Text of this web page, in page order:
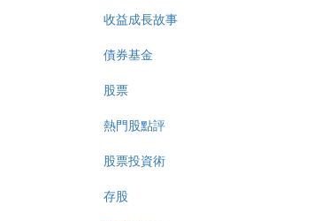
收益成長故事
債券基金
股票
熱門股點評
股票投資術
存股